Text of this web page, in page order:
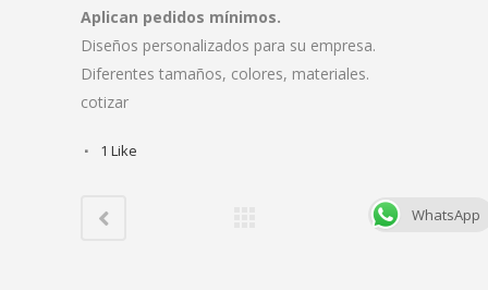
Aplican pedidos mínimos.
Diseños personalizados para su empresa.
Diferentes tamaños, colores, materiales.
cotizar
1 Like
WhatsApp